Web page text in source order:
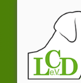
springen